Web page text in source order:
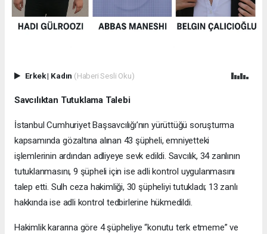
Erkek| Kadın (Haberi Sesli Oku)
Savcılıktan Tutuklama Talebi
İstanbul Cumhuriyet Başsavcılığı’nın yürüttüğü soruşturma
kapsamında gözaltına alınan 43 şüpheli, emniyetteki
işlemlerinin ardından adliyeye sevk edildi. Savcılık, 34 zanlının
tutuklanmasını, 9 şüpheli için ise adli kontrol uygulanmasını
talep etti. Sulh ceza hakimliği, 30 şüpheliyi tutukladı; 13 zanlı
hakkında ise adli kontrol tedbirlerine hükmedildi.
Hakimlik kararına göre 4 şüpheliye “konutu terk etmeme” ve